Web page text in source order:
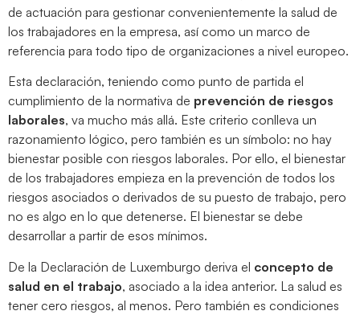
de actuación para gestionar convenientemente la salud de
los trabajadores en la empresa, así como un marco de
referencia para todo tipo de organizaciones a nivel europeo.
Esta declaración, teniendo como punto de partida el
cumplimiento de la normativa de prevención de riesgos
laborales, va mucho más allá. Este criterio conlleva un
razonamiento lógico, pero también es un símbolo: no hay
bienestar posible con riesgos laborales. Por ello, el bienestar
de los trabajadores empieza en la prevención de todos los
riesgos asociados o derivados de su puesto de trabajo, pero
no es algo en lo que detenerse. El bienestar se debe
desarrollar a partir de esos mínimos.
De la Declaración de Luxemburgo deriva el concepto de
salud en el trabajo, asociado a la idea anterior. La salud es
tener cero riesgos, al menos. Pero también es condiciones